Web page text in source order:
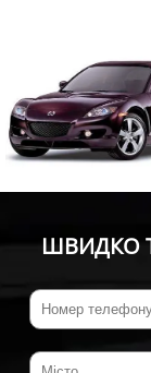
ШВИДКО